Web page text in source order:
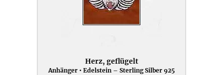
Herz, geflügelt
Anhänger • Edelstein – Sterling Silber 925